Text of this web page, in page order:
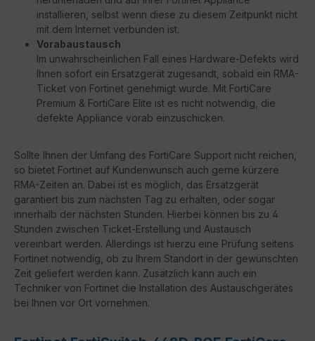
installieren, selbst wenn diese zu diesem Zeitpunkt nicht
mit dem Internet verbunden ist.
Vorabaustausch
Im unwahrscheinlichen Fall eines Hardware-Defekts wird
Ihnen sofort ein Ersatzgerät zugesandt, sobald ein RMA-
Ticket von Fortinet genehmigt wurde. Mit FortiCare
Premium & FortiCare Elite ist es nicht notwendig, die
defekte Appliance vorab einzuschicken.
Sollte Ihnen der Umfang des FortiCare Support nicht reichen,
so bietet Fortinet auf Kundenwunsch auch gerne kürzere
RMA-Zeiten an. Dabei ist es möglich, das Ersatzgerät
garantiert bis zum nächsten Tag zu erhalten, oder sogar
innerhalb der nächsten Stunden. Hierbei können bis zu 4
Stunden zwischen Ticket-Erstellung und Austausch
vereinbart werden. Allerdings ist hierzu eine Prüfung seitens
Fortinet notwendig, ob zu Ihrem Standort in der gewünschten
Zeit geliefert werden kann. Zusätzlich kann auch ein
Techniker von Fortinet die Installation des Austauschgerätes
bei Ihnen vor Ort vornehmen.